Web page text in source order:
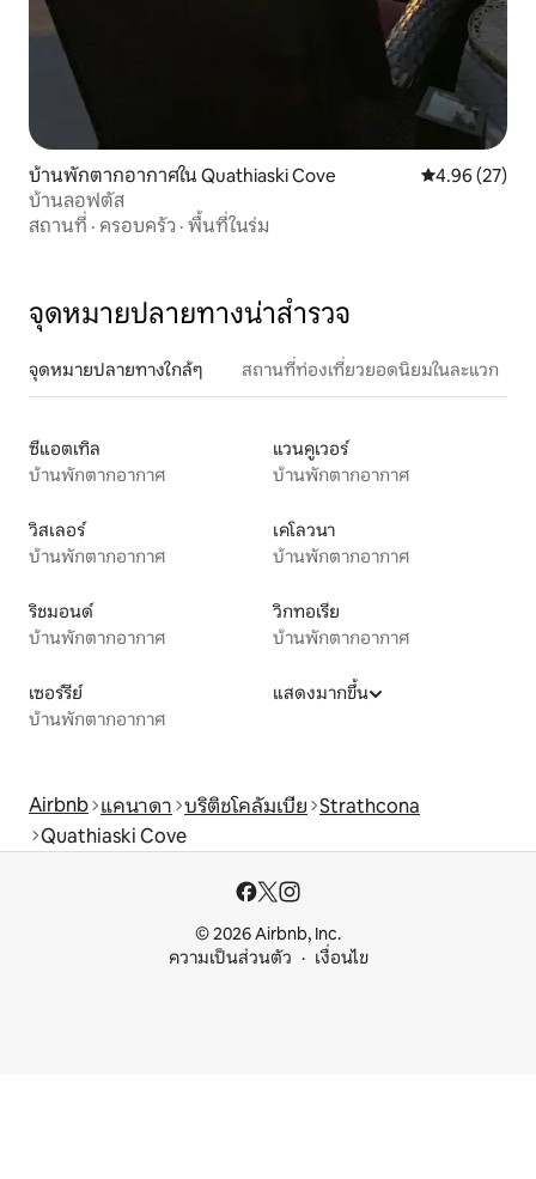
บ้านพักตากอากาศใน Quathiaski Cove คะแนนเฉลี่ย
4.96 (27)
บ้านลอฟตัส
สถานที่ · ครอบครัว · พื้นที่ในร่ม
จุดหมายปลายทางน่าสำรวจ
จุดหมายปลายทางใกล้ๆ สถานที่ท่องเที่ยวยอดนิยมในละแวก
ซีแอตเทิล
บ้านพักตากอากาศ
แวนคูเวอร์
บ้านพักตากอากาศ
วิสเลอร์
บ้านพักตากอากาศ
เคโลวนา
บ้านพักตากอากาศ
ริชมอนด์
บ้านพักตากอากาศ
วิกทอเรีย
บ้านพักตากอากาศ
เซอร์รีย์
บ้านพักตากอากาศ
แสดงมากขึ้น
Airbnb แคนาดา บริติชโคลัมเบีย Strathcona
Quathiaski Cove
© 2026 Airbnb, Inc.
ความเป็นส่วนตัว
เงื่อนไข